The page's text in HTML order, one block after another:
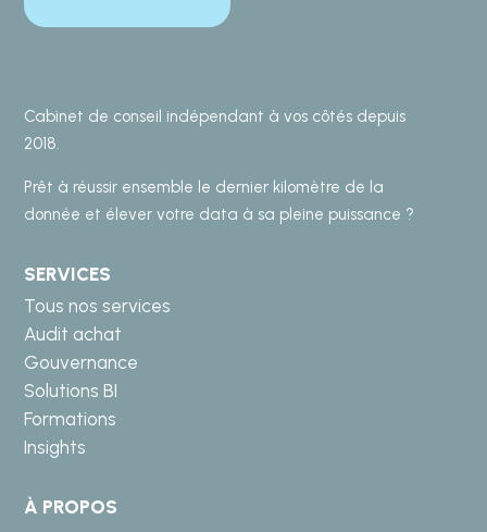
Cabinet de conseil indépendant à vos côtés depuis
2018.
Prêt à réussir ensemble le dernier kilomètre de la
donnée et élever votre data à sa pleine puissance ?
SERVICES
Tous nos services
Audit achat
Gouvernance
Solutions BI
Formations
Insights
À PROPOS